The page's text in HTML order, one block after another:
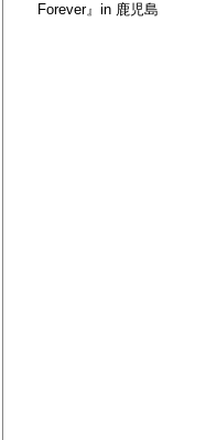
Forever』in 鹿児島